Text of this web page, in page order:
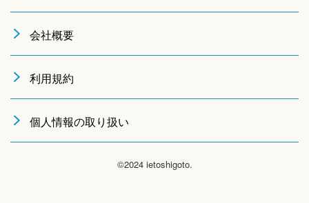
会社概要
利用規約
個人情報の取り扱い
©2024 ietoshigoto.